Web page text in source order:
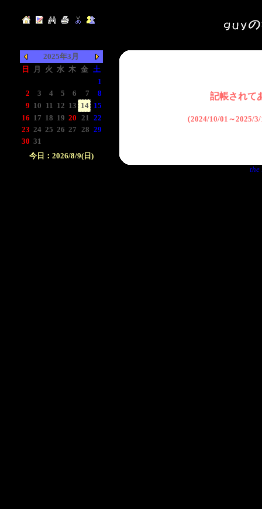
2025年3月
日
月 火 水 木 金 土
1
2
3 4 5 6 7
8
9 10 11 12 13 14 15
16 17 18 19 20 21 22
23 24 25 26 27 28 29
30 31
今日：2026/8/9(日)
記帳されて
（2024/10/01～2025/
the